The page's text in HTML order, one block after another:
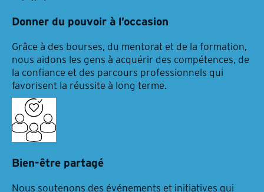
Donner du pouvoir à l’occasion
Grâce à des bourses, du mentorat et de la formation,
nous aidons les gens à acquérir des compétences, de
la confiance et des parcours professionnels qui
favorisent la réussite à long terme.
Bien-être partagé
Nous soutenons des événements et initiatives qui